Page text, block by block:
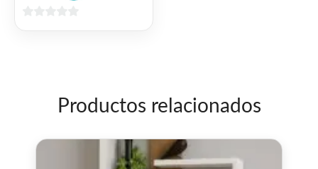
Productos relacionados